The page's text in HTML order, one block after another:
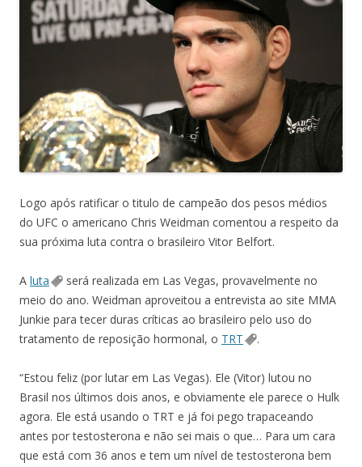
Logo após ratificar o titulo de campeão dos pesos médios
do UFC o americano Chris Weidman comentou a respeito da
sua próxima luta contra o brasileiro Vitor Belfort.
A luta
será realizada em Las Vegas, provavelmente no
meio do ano. Weidman aproveitou a entrevista ao site MMA
Junkie para tecer duras críticas ao brasileiro pelo uso do
tratamento de reposição hormonal, o TRT .
“Estou feliz (por lutar em Las Vegas). Ele (Vitor) lutou no
Brasil nos últimos dois anos, e obviamente ele parece o Hulk
agora. Ele está usando o TRT e já foi pego trapaceando
antes por testosterona e não sei mais o que… Para um cara
que está com 36 anos e tem um nível de testosterona bem